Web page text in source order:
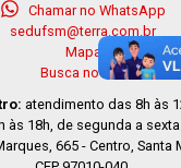
Chamar no WhatsApp
sedufsm@terra.com.br
Mapa
Busca no site
atendimento das 8h às
às 18h, de segunda a sexta.
665 - Centro, Santa